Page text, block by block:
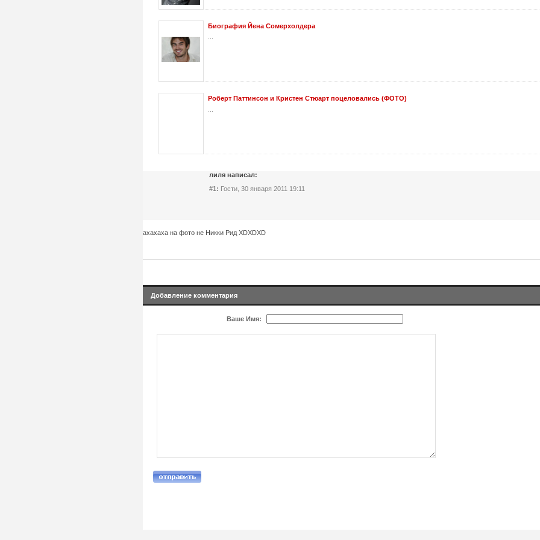
Биография Йена Сомерхолдера
Роберт Паттинсон и Кристен Стюарт поцеловались (ФОТО)
лиля написал:
#1: Гости, 30 января 2011 19:11
ахахаха на фото не Никки Рид XDXDXD
Добавление комментария
Ваше Имя: